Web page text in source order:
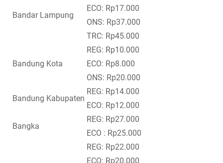
Bandar Lampung
ECO: Rp17.000
ONS: Rp37.000
TRC: Rp45.000
Bandung Kota
REG: Rp10.000
ECO: Rp8.000
ONS: Rp20.000
Bandung Kabupaten
REG: Rp14.000
ECO: Rp12.000
Bangka
REG: Rp27.000
ECO : Rp25.000
REG: Rp22.000
ECO: Rp20.000